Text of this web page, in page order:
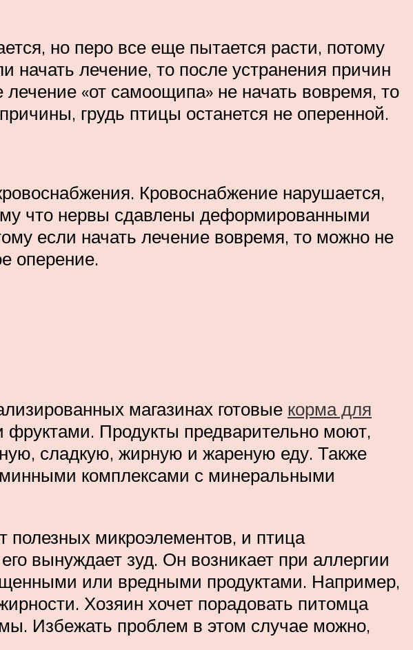
но перо все еще пытается расти, потому
лечение, то после устранения причин
«от самоощипа» не начать вовремя, то
грудь птицы останется не оперенной.
Кровоснабжение нарушается,
что нервы сдавлены деформированными
если начать лечение вовремя, то можно не
оперение.
магазинах готовые корма для
Продукты предварительно моют,
сладкую, жирную и жареную еду. Также
комплексами с минеральными
полезных микроэлементов, и птица
вынуждает зуд. Он возникает при аллергии
или вредными продуктами. Например,
Хозяин хочет порадовать питомца
Избежать проблем в этом случае можно,